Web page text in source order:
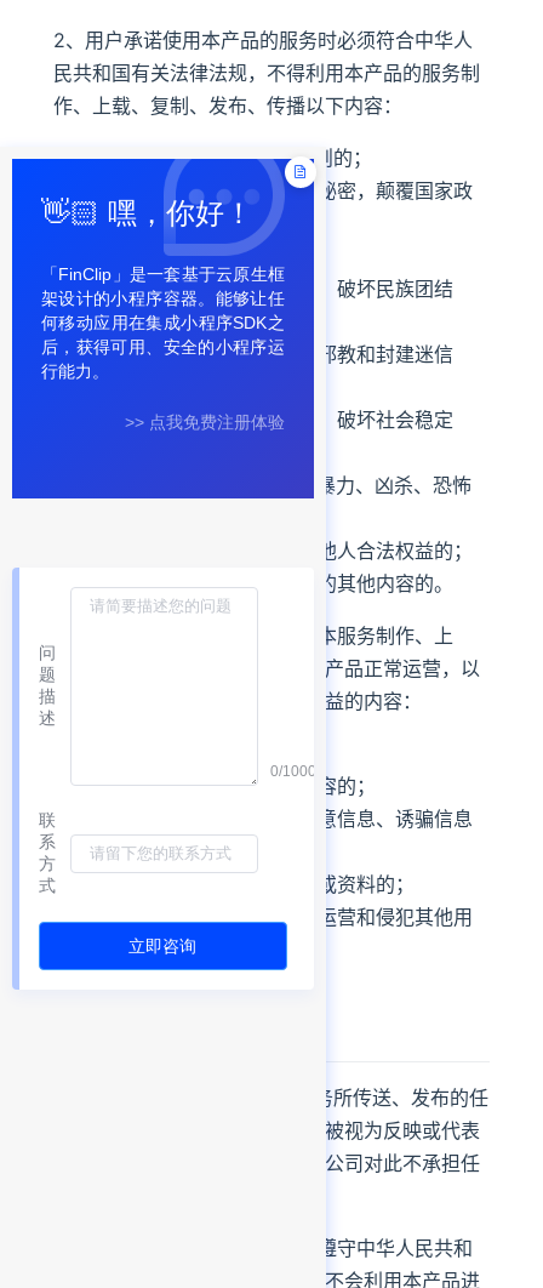
👋🏻 嘿，你好！
「FinClip」是一套基于云原生框
架设计的小程序容器。能够让任
何移动应用在集成小程序SDK之
后，获得可用、安全的小程序运
行能力。
>> 点我免费注册体验
问
题
描
述
0/1000
联
系
方
式
立即咨询